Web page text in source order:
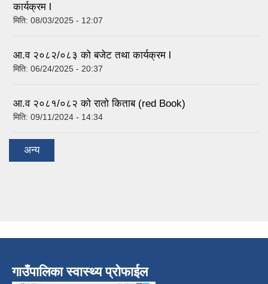
कार्यक्रम l
मिति: 08/03/2025 - 12:07
आ.व २०८२/०८३ को बजेट तथा कार्यक्रम l
मिति: 06/24/2025 - 20:37
आ.व २०८१/०८२ को रातो किताब (red Book)
मिति: 09/11/2024 - 14:34
अन्य
गाउँपालिका स्वास्थ्य प्रोफाईल